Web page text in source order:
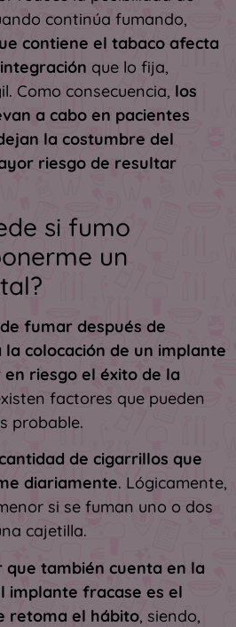
continúa fumando,
contiene el tabaco afecta
que lo fija,
Como consecuencia, los
a cabo en pacientes
la costumbre del
riesgo de resultar
si fumo
un
fumar después de
colocación de un implante
riesgo el éxito de la
factores que pueden
probable.
de cigarrillos que
diariamente. Lógicamente,
si se fuman uno o dos
cajetilla.
que también cuenta en la
implante fracase es el
retoma el hábito, siendo,